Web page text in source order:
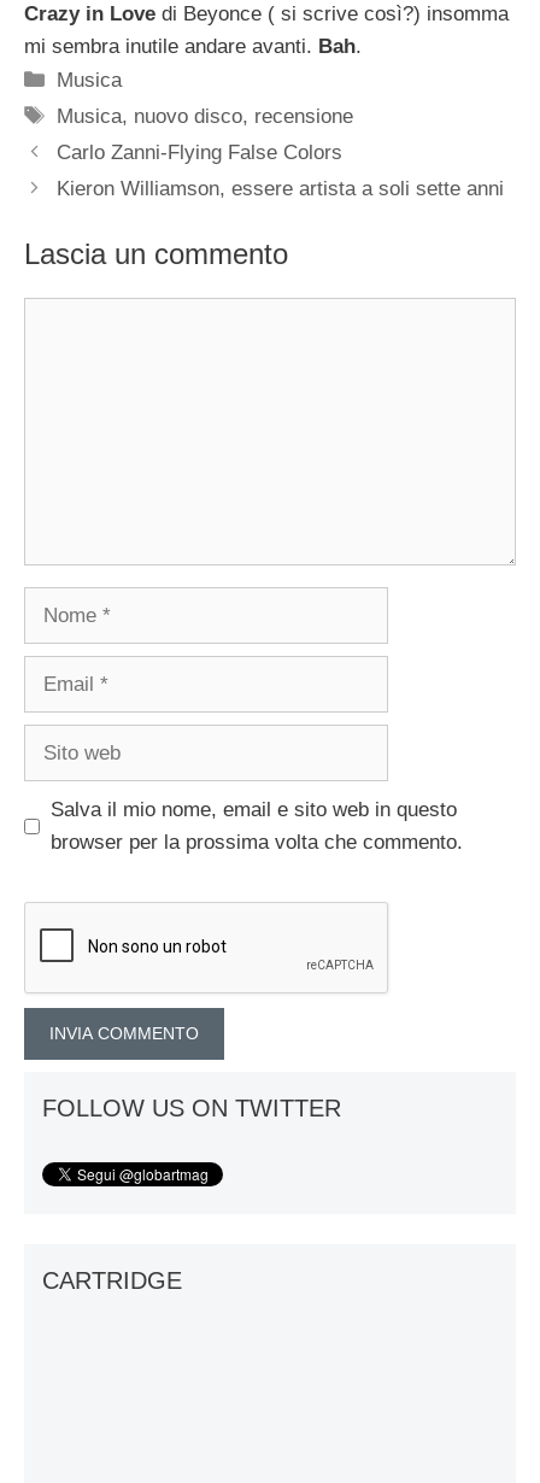
Crazy in Love di Beyonce ( si scrive così?) insomma
mi sembra inutile andare avanti. Bah.
Categorie
Musica
Tag
Musica, nuovo disco, recensione
Carlo Zanni-Flying False Colors
Kieron Williamson, essere artista a soli sette anni
Lascia un commento
Nome
Email
Sito
Salva il mio nome, email e sito web in questo
browser per la prossima volta che commento.
FOLLOW US ON TWITTER
CARTRIDGE